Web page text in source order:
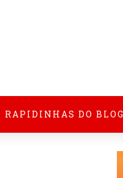
RAPIDINHAS DO BLOG